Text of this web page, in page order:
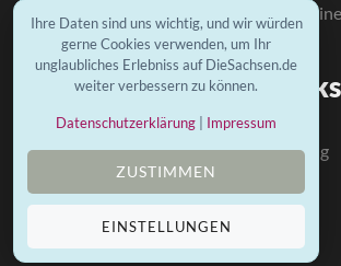
E-Mail: info@mundus-
Wichtige Links
Kontakt
Datenschutzerklärung
Impressum
Mundus Homepage
Ihre Daten sind uns wichtig, und wir würden
gerne Cookies verwenden, um Ihr
unglaubliches Erlebniss auf DieSachsen.de
weiter verbessern zu können.
Datenschutzerklärung Impressum
ZUSTIMMEN
EINSTELLUNGEN